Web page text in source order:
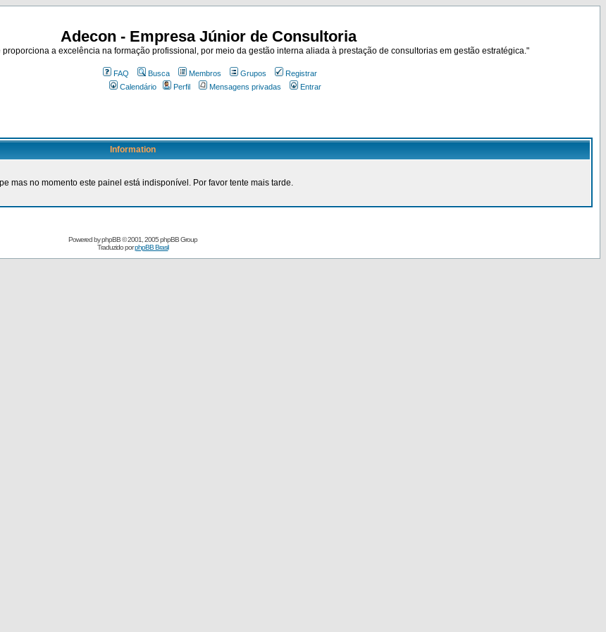
Adecon - Empresa Júnior de Consultoria
a excelência na formação profissional, por meio da gestão interna aliada à prestação de consultorias em gestão estratégica."
FAQ Busca Membros Grupos
Registrar
Calendário
Perfil Mensagens privadas Entrar
Information
mas no momento este painel está indisponível. Por favor tente mais tarde.
Powered byphpBB© 2001, 2005 phpBB Group
Traduzido porphpBB Brasil